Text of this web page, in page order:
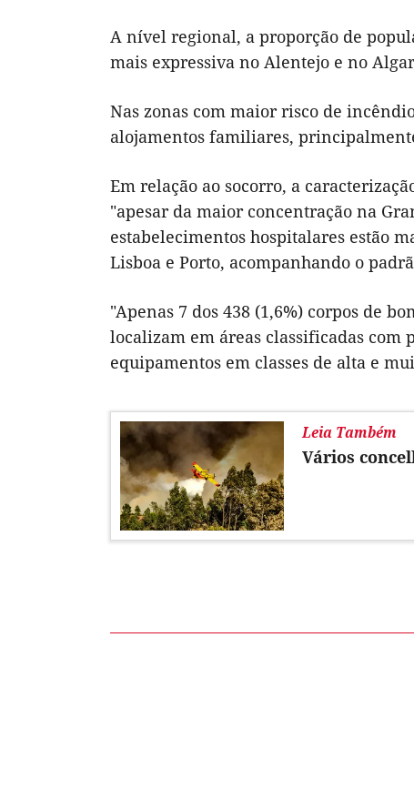
A nível regional, a proporção de
mais expressiva no Alentejo e no
Nas zonas com maior risco de
alojamentos familiares,
Em relação ao socorro, a
"apesar da maior concentração na
estabelecimentos hospitalares estão
Lisboa e Porto, acompanhando o
"Apenas 7 dos 438 (1,6%) corpos de
localizam em áreas classificadas com
equipamentos em classes de alta e
Leia Também
Vários